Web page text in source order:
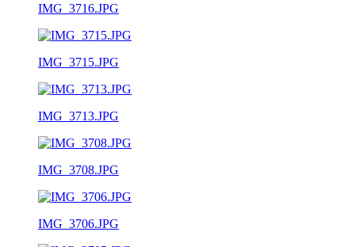
IMG_3716.JPG
IMG_3715.JPG
IMG_3713.JPG
IMG_3708.JPG
IMG_3706.JPG